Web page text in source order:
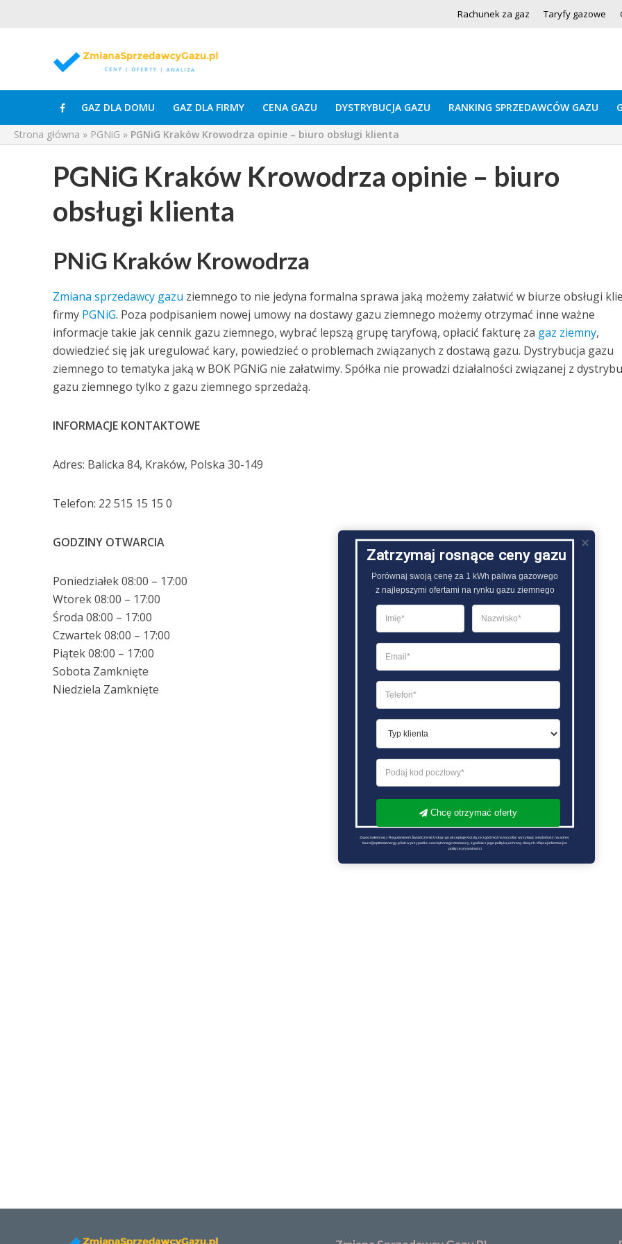
Rachunek za gaz Taryfy gazowe
GAZ DLA DOMU GAZ DLA FIRMY CENA GAZU DYSTRYBUCJA GAZU RANKING SPRZEDAWCÓW GAZU
Strona główna » PGNiG » PGNiG Kraków Krowodrza opinie – biuro obsługi klienta
PGNiG Kraków Krowodrza opinie – biuro
obsługi klienta
PNiG Kraków Krowodrza
Zmiana sprzedawcy gazu ziemnego to nie jedyna formalna sprawa jaką możemy załatwić w biurze obsługi
firmy PGNiG. Poza podpisaniem nowej umowy na dostawy gazu ziemnego możemy otrzymać inne ważne
informacje takie jak cennik gazu ziemnego, wybrać lepszą grupę taryfową, opłacić fakturę za gaz ziemny,
dowiedzieć się jak uregulować kary, powiedzieć o problemach związanych z dostawą gazu. Dystrybucja gazu
ziemnego to tematyka jaką w BOK PGNiG nie załatwimy. Spółka nie prowadzi działalności związanej z
gazu ziemnego tylko z gazu ziemnego sprzedażą.
INFORMACJE KONTAKTOWE
Adres: Balicka 84, Kraków, Polska 30-149
Telefon: 22 515 15 15 0
GODZINY OTWARCIA
Poniedziałek 08:00 – 17:00
Wtorek 08:00 – 17:00
Środa 08:00 – 17:00
Czwartek 08:00 – 17:00
Piątek 08:00 – 17:00
Sobota Zamknięte
Niedziela Zamknięte
Zatrzymaj rosnące ceny gazu
Porównaj swoją cenę za 1 kWh paliwa gazowego
z najlepszymi ofertami na rynku gazu ziemnego
Chcę otrzymać oferty
Zapoznałem się z Regulaminem Świadczenie Usług i go akceptuję Każdą ze zgód można wycofać wysyłając wiadomość na adres
biuro@optimalenergy.pl lub w przypadku zewnętrznego dostawcy, zgodnie z jego polityką ochrony danych. Więcej informacji w
polityce prywatności